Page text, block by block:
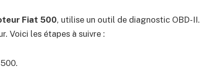
Fiat 500, utilise un outil de diagnostic OBD-II.
Voici les étapes à suivre :